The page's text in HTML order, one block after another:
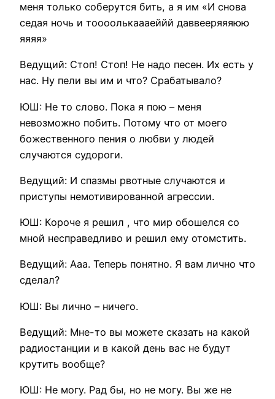
меня только соберутся бить, а я им «И снова
седая ночь и тоооолькаааеййй даввееряяяюю
яяяя»
Ведущий: Стоп! Стоп! Не надо песен. Их есть у
нас. Ну пели вы им и что? Срабатывало?
ЮШ: Не то слово. Пока я пою – меня
невозможно побить. Потому что от моего
божественного пения о любви у людей
случаются судороги.
Ведущий: И спазмы рвотные случаются и
приступы немотивированной агрессии.
ЮШ: Короче я решил , что мир обошелся со
мной несправедливо и решил ему отомстить.
Ведущий: Ааа. Теперь понятно. Я вам лично что
сделал?
ЮШ: Вы лично – ничего.
Ведущий: Мне-то вы можете сказать на какой
радиостанции и в какой день вас не будут
крутить вообще?
ЮШ: Не могу. Рад бы, но не могу. Вы же не